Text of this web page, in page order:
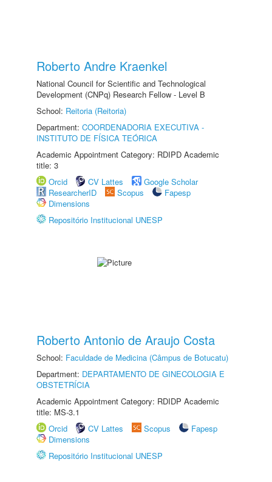
Roberto Andre Kraenkel
National Council for Scientific and Technological
Development (CNPq) Research Fellow - Level B
School: Reitoria (Reitoria)
Department: COORDENADORIA EXECUTIVA -
INSTITUTO DE FÍSICA TEÓRICA
Academic Appointment Category: RDIPD Academic
title: 3
Orcid
CV Lattes
Google Scholar
ResearcherID
Scopus
Fapesp
Dimensions
Repositório Institucional UNESP
Roberto Antonio de Araujo Costa
School: Faculdade de Medicina (Câmpus de Botucatu)
Department: DEPARTAMENTO DE GINECOLOGIA E
OBSTETRÍCIA
Academic Appointment Category: RDIDP Academic
title: MS-3.1
Orcid
CV Lattes Scopus
Fapesp
Dimensions
Repositório Institucional UNESP